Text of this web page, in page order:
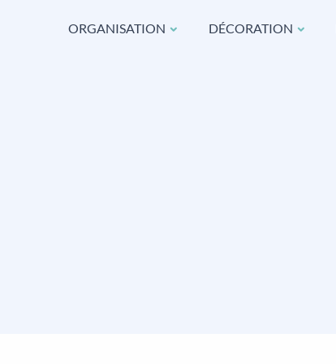
ORGANISATION DÉCORATION